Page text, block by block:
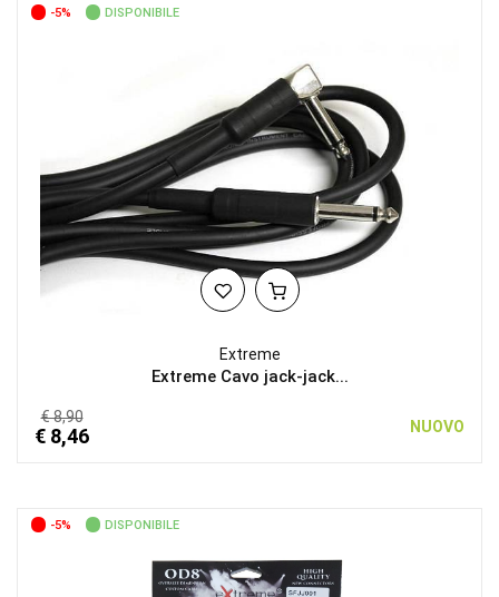
-5% DISPONIBILE
Extreme
Extreme Cavo jack-jack...
€ 8,90
€ 8,46 NUOVO
-5% DISPONIBILE